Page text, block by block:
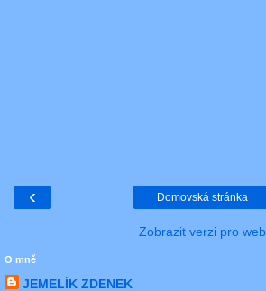
‹ Domovská stránka
Zobrazit verzi pro web
O mně
JEMELÍK ZDENEK